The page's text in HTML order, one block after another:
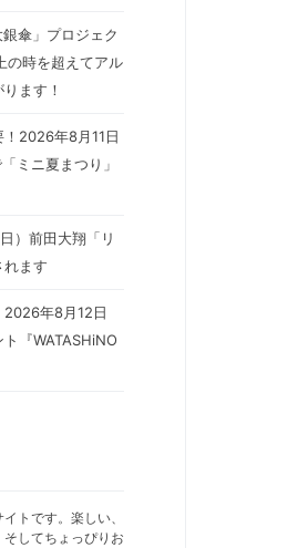
傘」プロジェク
の時を超えてアル
ます！
2026年8月11日
ミニ夏まつり」
）前田大翔「リ
れます
2026年8月12日
ト『WATASHiNO
トです。楽しい、
してちょっぴりお